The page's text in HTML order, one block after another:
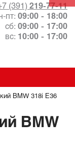
(391) 219-77-11
пт: 09:00 - 18:00
сб: 09:00 - 17:00
вс: 10:00 - 17:00
BMW 318i E36
BMW